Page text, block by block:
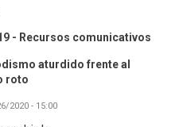
- Recursos comunicativos
aturdido frente al
roto
2020 - 15:00